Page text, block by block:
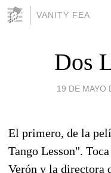
VANITY FEA
Dos
19 DE MAYO
El primero, de la
Tango Lesson".
Verón y la directora